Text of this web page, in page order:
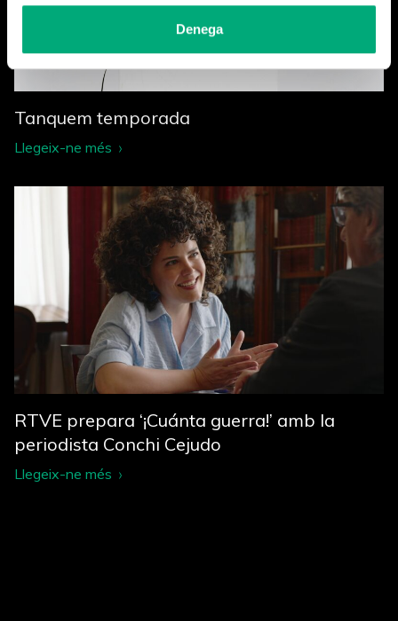
Denega
Tanquem temporada
Llegeix-ne més
RTVE prepara ‘¡Cuánta guerra!’ amb la
periodista Conchi Cejudo
Llegeix-ne més